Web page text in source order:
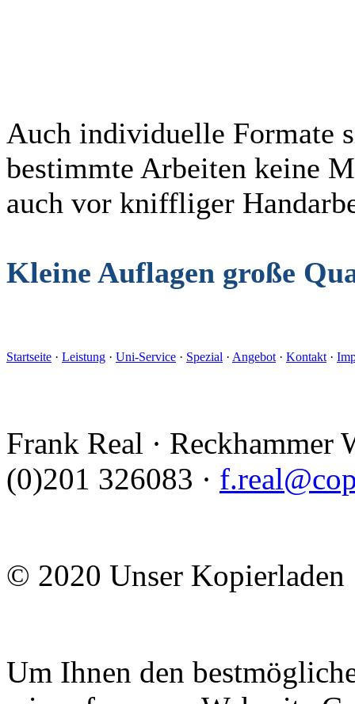
Auch individuelle Formate
bestimmte Arbeiten keine
auch vor kniffliger
Kleine Auflagen große
Startseite · Leistung · Uni-Service · Spezial · Angebot · Kontakt ·
Frank Real · Reckhammer
(0)201 326083 ·
© 2020 Unser Kopierladen
Um Ihnen den